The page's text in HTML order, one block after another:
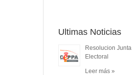
Ultimas Noticias
Resolucion Junta
Electoral
Leer más »